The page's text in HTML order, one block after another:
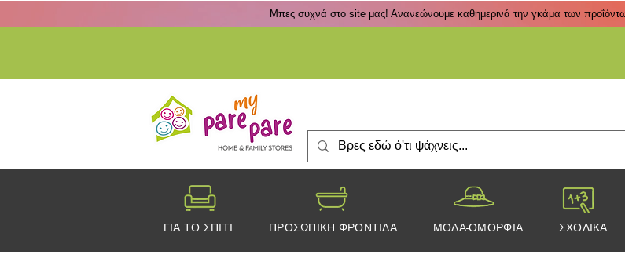
Μπες συχνά στο site μας! Ανανεώνουμε καθημερινά την γκάμα των
ΓΙΑ ΤΟ ΣΠΙΤΙ ΠΡΟΣΩΠΙΚΗ ΦΡΟΝΤΙΔΑ ΜΟΔΑ-ΟΜΟΡΦΙΑ ΣΧΟΛΙΚΑ